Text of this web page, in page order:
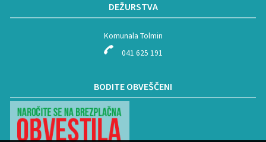
DEŽURSTVA
Komunala Tolmin
041 625 191
BODITE OBVEŠČENI